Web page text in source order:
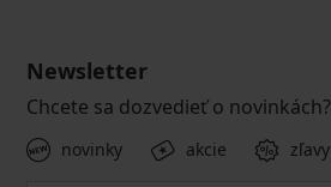
Newsletter
Chcete sa dozvedieť o novinkách?
novinky akcie zľavy